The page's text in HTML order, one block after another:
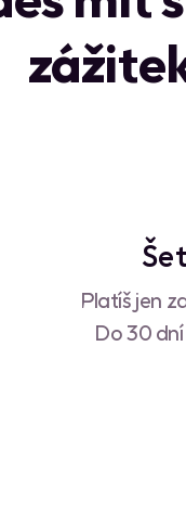
Platíš jen
Do 30